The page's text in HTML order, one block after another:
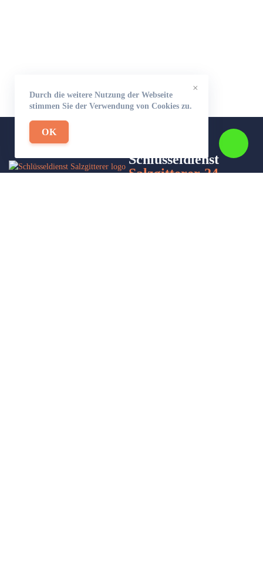
×
Durch die weitere Nutzung der Webseite
stimmen Sie der Verwendung von Cookies zu.
OK
Schlüsseldienst
Salzgitterer-24